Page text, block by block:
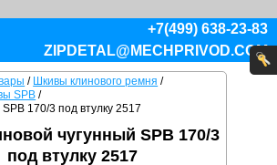
+7(499) 638-23-83
ZIPDETAL@MECHPRIVOD.COM
/ Шкивы клинового ремня /
SPB /
170/3 под втулку 2517
чугунный SPB 170/3
под втулку 2517